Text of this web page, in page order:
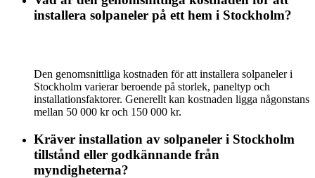
installera solpaneler på ett hem i Stockholm?
Den genomsnittliga kostnaden för att installera solpaneler i
Stockholm varierar beroende på storlek, paneltyp och
installationsfaktorer. Generellt kan kostnaden ligga någonstans
mellan 50 000 kr och 150 000 kr.
Kräver installation av solpaneler i Stockholm
tillstånd eller godkännande från
myndigheterna?